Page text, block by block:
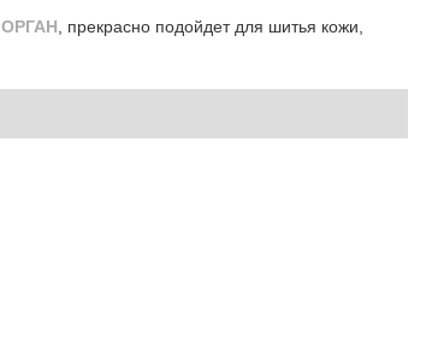
ОРГАН , прекрасно подойдет для шитья кожи,